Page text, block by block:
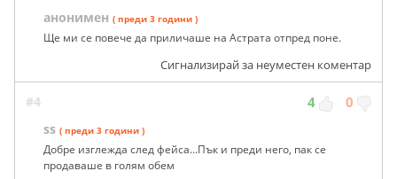
анонимен ( преди 3 години )
Ще ми се повече да приличаше на Астрата отпред поне.
Сигнализирай за неуместен коментар
#4 4 0
ss ( преди 3 години )
Добре изглежда след фейса...Пък и преди него, пак се
продаваше в голям обем